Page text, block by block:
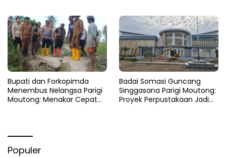
​Bupati dan Forkopimda
Menembus Nelangsa Parigi
Moutong: Menakar Cepat
Badai Somasi Guncang
Singgasana Parigi Moutong:
Proyek Perpustakaan Jadi
Populer